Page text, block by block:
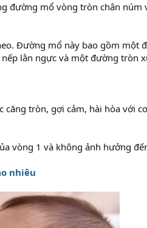
đường mổ vòng tròn chân
Đường mổ này bao gồm một
lằn ngực và một đường tròn
căng tròn, gợi cảm, hài hòa với
vòng 1 và không ảnh hưởng
nhiêu